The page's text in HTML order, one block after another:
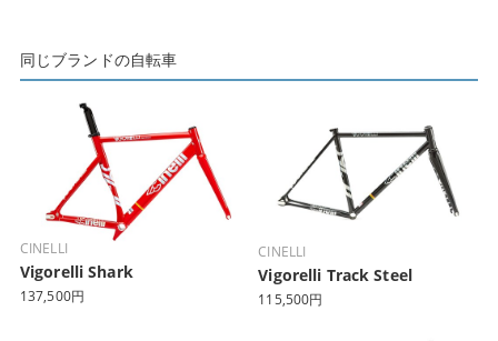
同じブランドの自転車
CINELLI
Vigorelli Shark
137,500円
CINELLI
Vigorelli Track Steel
115,500円